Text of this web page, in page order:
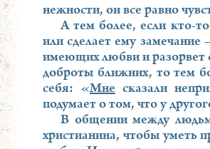
нежности, он все равно
А тем более, если кто-
или сделает ему
имеющих любви и разорвет
доброты ближних, то тем
себя: «Мне сказали
подумает о том, что у
В общении между
христианина, чтобы уметь